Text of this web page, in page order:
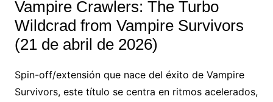
Vampire Crawlers: The Turbo
Wildcrad from Vampire Survivors
(21 de abril de 2026)
Spin-off/extensión que nace del éxito de Vampire
Survivors, este título se centra en ritmos acelerados,